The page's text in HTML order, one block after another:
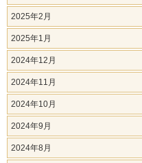
2025年2月
2025年1月
2024年12月
2024年11月
2024年10月
2024年9月
2024年8月